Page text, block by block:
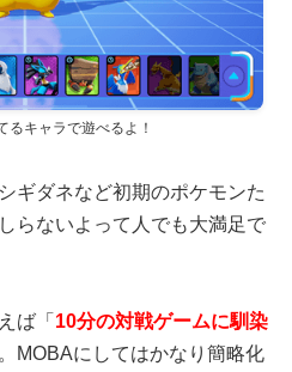
キャラで遊べるよ！
ギダネなど初期のポケモンた
らないよって人でも大満足で
ば「 10分の対戦ゲームに馴染
MOBAにしてはかなり簡略化